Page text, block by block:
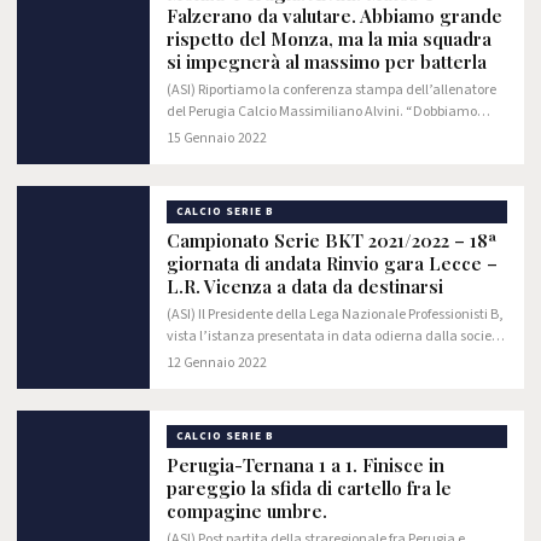
Falzerano da valutare. Abbiamo grande
rispetto del Monza, ma la mia squadra
si impegnerà al massimo per batterla
(ASI) Riportiamo la conferenza stampa dell’allenatore
del Perugia Calcio Massimiliano Alvini. “Dobbiamo
valutare le condizioni di Matos e ,Falzerano,
15 Gennaio 2022
CALCIO SERIE B
Campionato Serie BKT 2021/2022 – 18ª
giornata di andata Rinvio gara Lecce –
L.R. Vicenza a data da destinarsi
(ASI) Il Presidente della Lega Nazionale Professionisti B,
vista l’istanza presentata in data odierna dalla società
L.R. Vicenza; preso atto dell’allegata comunicazione
12 Gennaio 2022
CALCIO SERIE B
Perugia-Ternana 1 a 1. Finisce in
pareggio la sfida di cartello fra le
compagine umbre.